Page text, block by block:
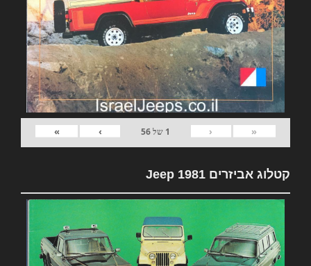
«
‹
1 של56
›
»
קטלוג אביזרים 1981 Jeep